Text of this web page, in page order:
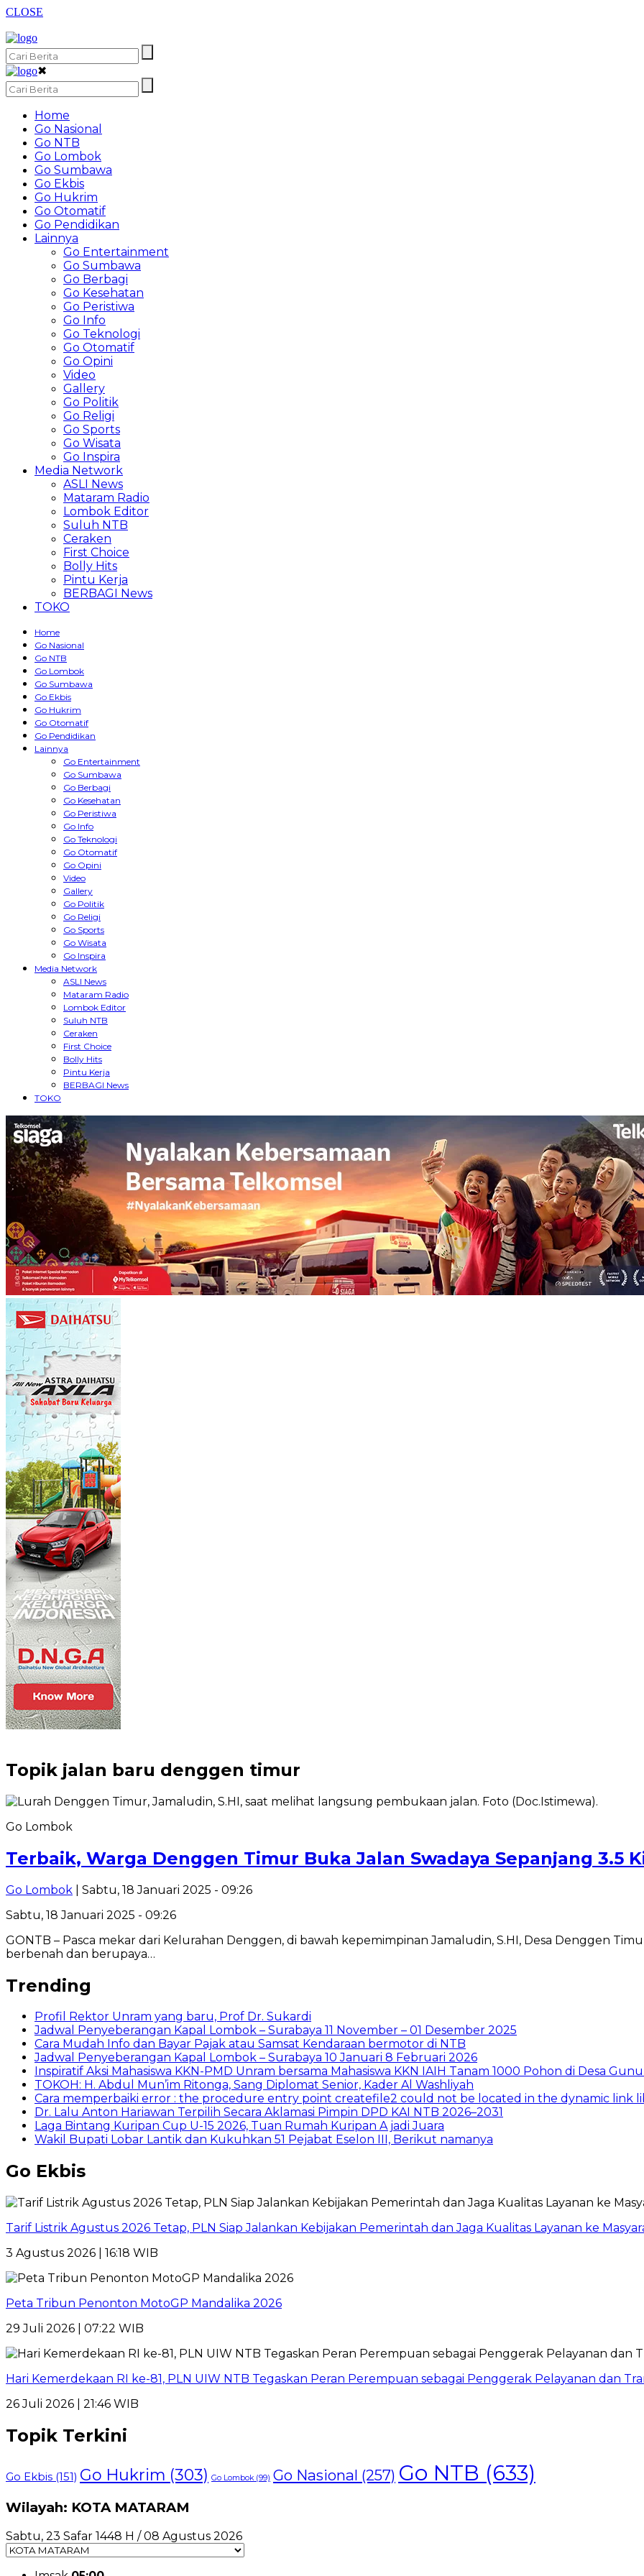
CLOSE
✖
Home
Go Nasional
Go NTB
Go Lombok
Go Sumbawa
Go Ekbis
Go Hukrim
Go Otomatif
Go Pendidikan
Lainnya
Go Entertainment
Go Sumbawa
Go Berbagi
Go Kesehatan
Go Peristiwa
Go Info
Go Teknologi
Go Otomatif
Go Opini
Video
Gallery
Go Politik
Go Religi
Go Sports
Go Wisata
Go Inspira
Media Network
ASLI News
Mataram Radio
Lombok Editor
Suluh NTB
Ceraken
First Choice
Bolly Hits
Pintu Kerja
BERBAGI News
TOKO
Home
Go Nasional
Go NTB
Go Lombok
Go Sumbawa
Go Ekbis
Go Hukrim
Go Otomatif
Go Pendidikan
Lainnya
Go Entertainment
Go Sumbawa
Go Berbagi
Go Kesehatan
Go Peristiwa
Go Info
Go Teknologi
Go Otomatif
Go Opini
Video
Gallery
Go Politik
Go Religi
Go Sports
Go Wisata
Go Inspira
Media Network
ASLI News
Mataram Radio
Lombok Editor
Suluh NTB
Ceraken
First Choice
Bolly Hits
Pintu Kerja
BERBAGI News
TOKO
Topik jalan baru denggen timur
Go Lombok
Terbaik, Warga Denggen Timur Buka Jalan Swadaya Sepanjang 3.5
Go Lombok | Sabtu, 18 Januari 2025 - 09:26
Sabtu, 18 Januari 2025 - 09:26
GONTB – Pasca mekar dari Kelurahan Denggen, di bawah kepemimpinan Jamaludin, S.HI, Desa Denggen
berbenah dan berupaya…
Trending
Profil Rektor Unram yang baru, Prof Dr. Sukardi
Jadwal Penyeberangan Kapal Lombok – Surabaya 11 November – 01 Desember 2025
Cara Mudah Info dan Bayar Pajak atau Samsat Kendaraan bermotor di NTB
Jadwal Penyeberangan Kapal Lombok – Surabaya 10 Januari 8 Februari 2026
Inspiratif Aksi Mahasiswa KKN-PMD Unram bersama Mahasiswa KKN IAIH Tanam 1000 Pohon di Desa
TOKOH: H. Abdul Mun’im Ritonga, Sang Diplomat Senior, Kader Al Washliyah
Cara memperbaiki error : the procedure entry point createfile2 could not be located in the dynamic link
Dr. Lalu Anton Hariawan Terpilih Secara Aklamasi Pimpin DPD KAI NTB 2026–2031
Laga Bintang Kuripan Cup U-15 2026, Tuan Rumah Kuripan A jadi Juara
Wakil Bupati Lobar Lantik dan Kukuhkan 51 Pejabat Eselon III, Berikut namanya
Go Ekbis
Tarif Listrik Agustus 2026 Tetap, PLN Siap Jalankan Kebijakan Pemerintah dan Jaga Kualitas Layanan ke
3 Agustus 2026 | 16:18 WIB
Peta Tribun Penonton MotoGP Mandalika 2026
29 Juli 2026 | 07:22 WIB
Hari Kemerdekaan RI ke-81, PLN UIW NTB Tegaskan Peran Perempuan sebagai Penggerak Pelayanan dan
26 Juli 2026 | 21:46 WIB
Topik Terkini
Go Ekbis (151) Go Hukrim (303) Go Lombok(99) Go Nasional (257) Go NTB (633)
Wilayah: KOTA MATARAM
Sabtu, 23 Safar 1448 H / 08 Agustus 2026